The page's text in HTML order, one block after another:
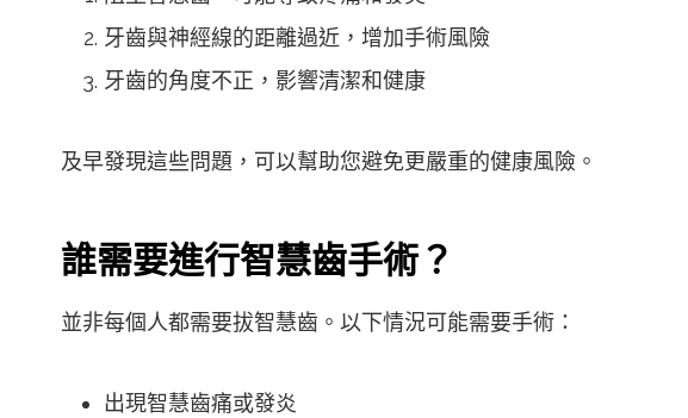
牙齒與神經線的距離過近，增加手術風險
牙齒的角度不正，影響清潔和健康
及早發現這些問題，可以幫助您避免更嚴重的健康風險。
誰需要進行智慧齒手術？
並非每個人都需要拔智慧齒。以下情況可能需要手術：
出現智慧齒痛或發炎